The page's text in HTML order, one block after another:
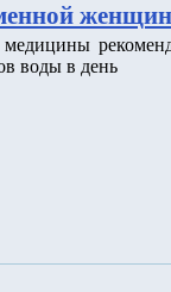
медицины
воды в день